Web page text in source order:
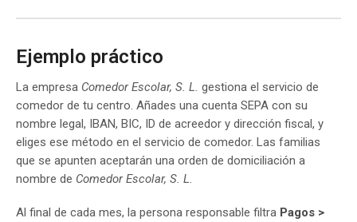
Ejemplo práctico
La empresa Comedor Escolar, S. L. gestiona el servicio de
comedor de tu centro. Añades una cuenta SEPA con su
nombre legal, IBAN, BIC, ID de acreedor y dirección fiscal, y
eliges ese método en el servicio de comedor. Las familias
que se apunten aceptarán una orden de domiciliación a
nombre de Comedor Escolar, S. L.
Al final de cada mes, la persona responsable filtra Pagos >